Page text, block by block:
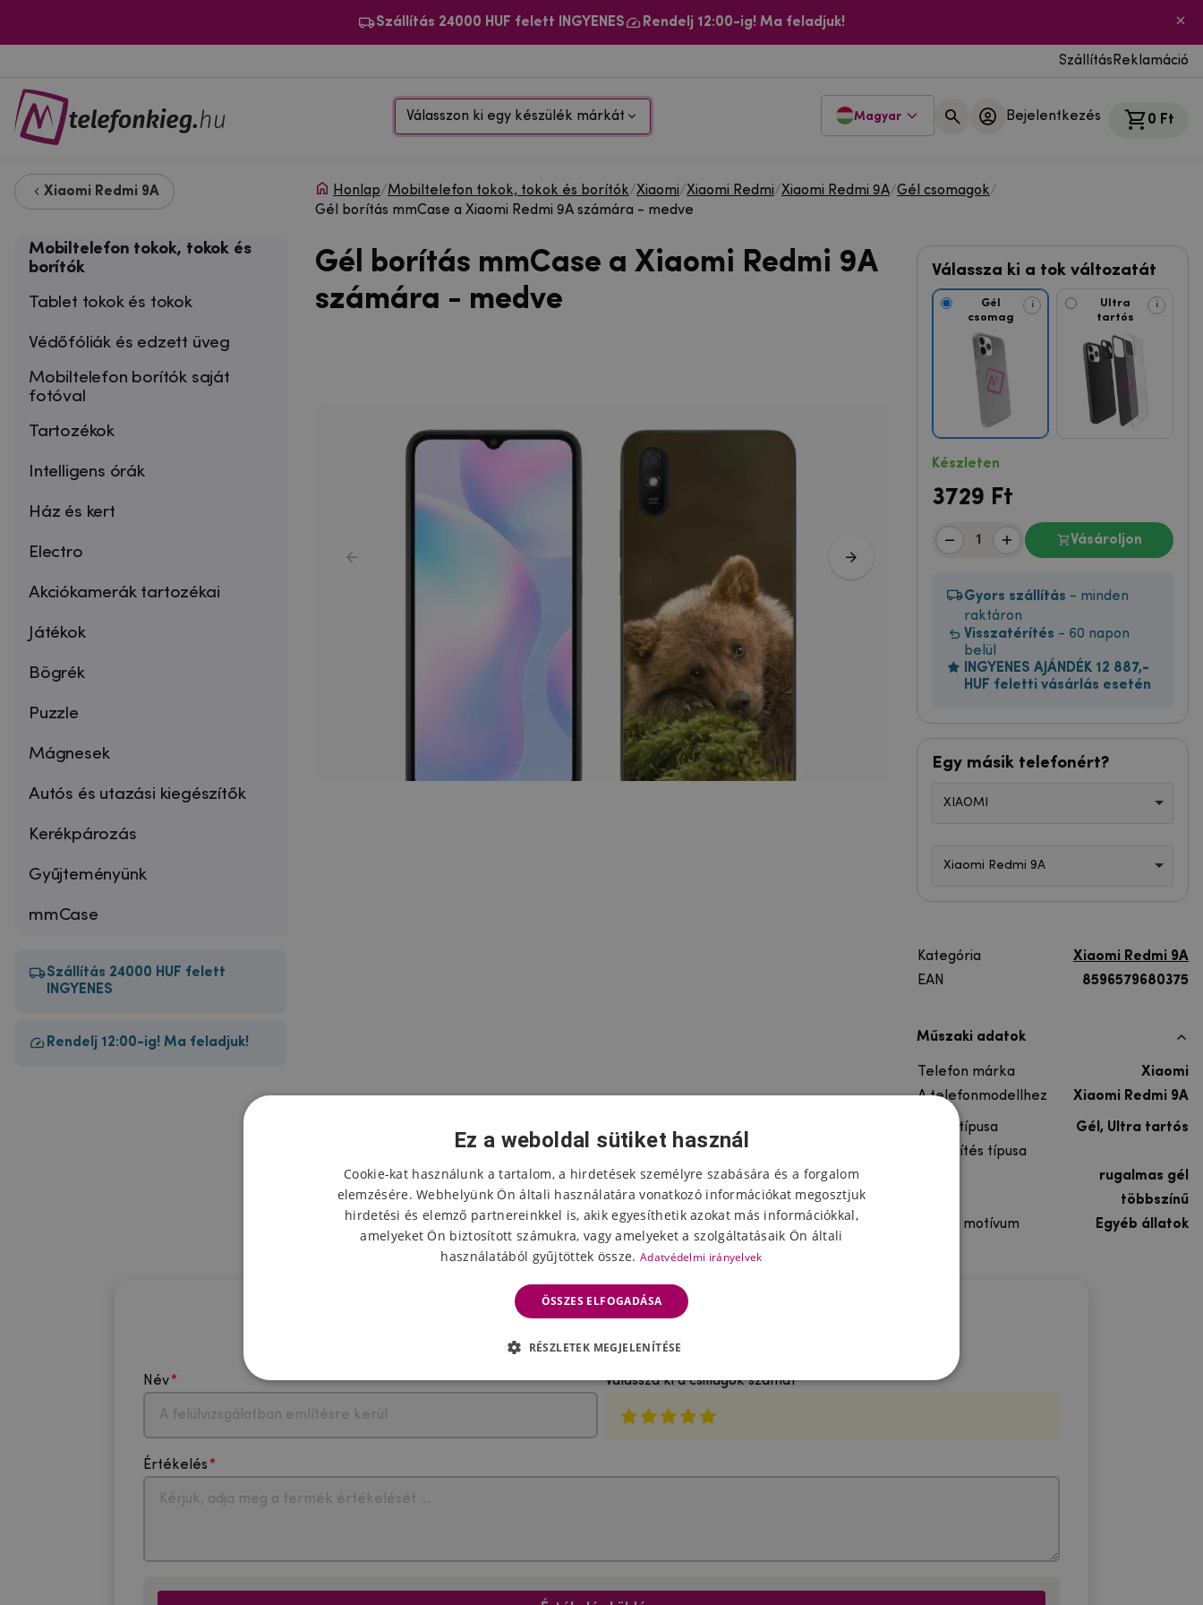
Szállítás 24000 HUF felett INGYENES Rendelj 12:00-ig! Ma feladjuk!
Szállítás Reklamáció
Válasszon ki egy készülék márkát Magyar Bejelentkezés 0 Ft
Xiaomi Redmi 9A
Mobiltelefon tokok, tokok és
borítók
Tablet tokok és tokok
Védőfóliák és edzett üveg
Mobiltelefon borítók saját
fotóval
Tartozékok
Intelligens órák
Ház és kert
Electro
Akciókamerák tartozékai
Játékok
Bögrék
Puzzle
Mágnesek
Autós és utazási kiegészítők
Kerékpározás
Gyűjteményünk
mmCase
Szállítás 24000 HUF felett
INGYENES
Rendelj 12:00-ig! Ma feladjuk!
Honlap/Mobiltelefon tokok, tokok és borítók/Xiaomi/Xiaomi Redmi/Xiaomi Redmi 9A/Gél csomagok/
Gél borítás mmCase a Xiaomi Redmi 9A számára - medve
Gél borítás mmCase a Xiaomi Redmi 9A
számára - medve
Válassza ki a tok változatát
Gél
csomag
i
Ultra
tartós
i
Készleten
3729 Ft
Vásároljon
Gyors szállítás - minden
raktáron
Visszatérítés - 60 napon
belül
INGYENES AJÁNDÉK 12 887,-
HUF feletti vásárlás esetén
Egy másik telefonért?
XIAOMI
Xiaomi Redmi 9A
Kategória
Xiaomi Redmi 9A
EAN
8596579680375
Műszaki adatok
Telefon márka
Xiaomi
A telefonmodellhez
Xiaomi Redmi 9A
Lakás típusa
Gél, Ultra tartós
A rögzítés típusa
rugalmas gél
többszínű
Színes motívum
Egyéb állatok
A termék értékelése
Név Válassza ki a csillagok számát
Értékelés
Ez a weboldal sütiket használ
Cookie-kat használunk a tartalom, a hirdetések személyre szabására és a forgalom
elemzésére. Webhelyünk Ön általi használatára vonatkozó információkat megosztjuk
hirdetési és elemző partnereinkkel is, akik egyesíthetik azokat más információkkal,
amelyeket Ön biztosított számukra, vagy amelyeket a szolgáltatásaik Ön általi
használatából gyűjtöttek össze. Adatvédelmi irányelvek
ÖSSZES ELFOGADÁSA
RÉSZLETEK MEGJELENÍTÉSE